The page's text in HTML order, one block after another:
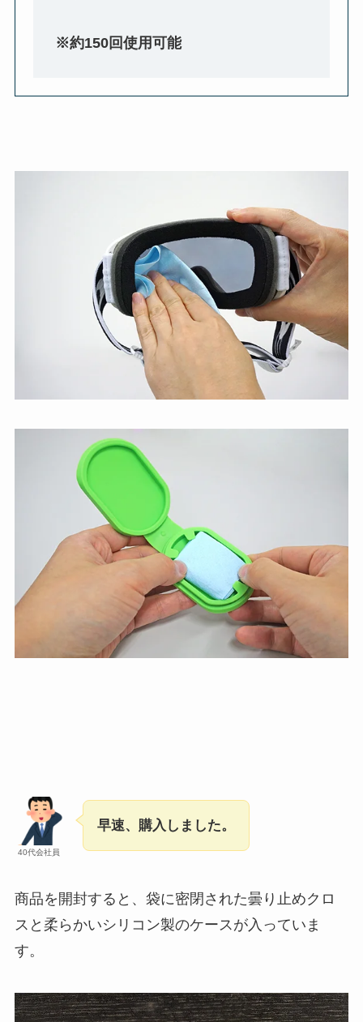
※約150回使用可能
40代会社員
早速、購入しました。
商品を開封すると、袋に密閉された曇り止めクロ
スと柔らかいシリコン製のケースが入っていま
す。